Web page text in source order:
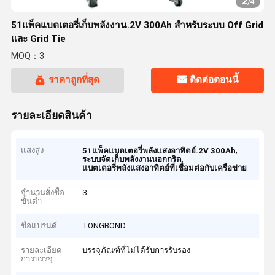
51แพ็คแบตเตอรี่เก็บพลังงาน.2V 300Ah สําหรับระบบ Off Grid
และ Grid Tie
MOQ：3
ราคาถูกที่สุด ติดต่อตอนนี้
รายละเอียดสินค้า
แสงสูง 51แพ็คแบตเตอรี่พลังแสงอาทิตย์.2V 300Ah,
ระบบจัดเก็บพลังงานนอกกริด,
แบตเตอรี่พลังแสงอาทิตย์ที่เชื่อมต่อกับเครือข่าย
จำนวนสั่งซื้อ
ขั้นต่ำ
3
ชื่อแบรนด์ TONGBOND
รายละเอียด
การบรรจุ
บรรจุภัณฑ์ที่ไม่ได้รับการรับรอง